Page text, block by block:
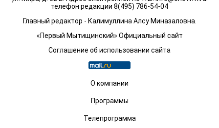
телефон редакции 8(495) 786-54-04
Главный редактор - Калимуллина Алсу Миназаловна.
«Первый Мытищинский» Официальный сайт
Соглашение об использовании сайта
О компании
Программы
Телепрограмма